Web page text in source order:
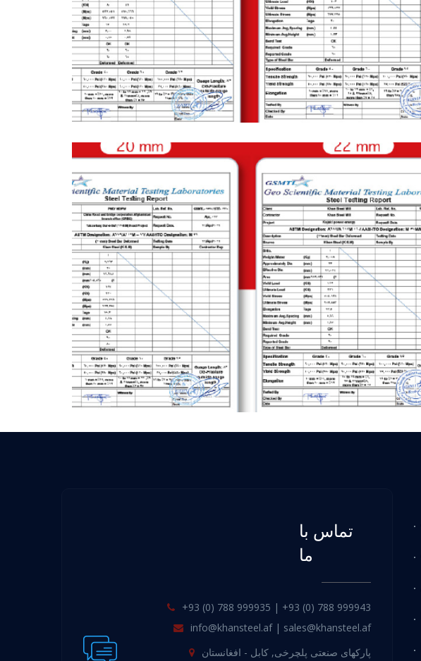
تماس با
ما
+93 (0) 788 999935 | +93 (0) 788 999943
info@khansteel.af | sales@khansteel.af
پارکهای صنعتی پلچرخی, کابل - افغانستان